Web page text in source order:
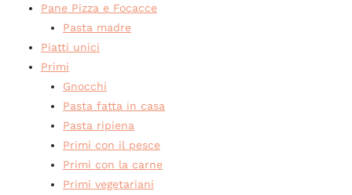
Pane Pizza e Focacce
Pasta madre
Piatti unici
Primi
Gnocchi
Pasta fatta in casa
Pasta ripiena
Primi con il pesce
Primi con la carne
Primi vegetariani